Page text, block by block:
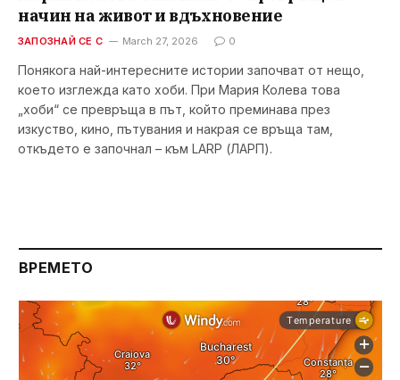
начин на живот и вдъхновение
ЗАПОЗНАЙ СЕ С March 27, 2026 0
Понякога най-интересните истории започват от нещо,
което изглежда като хоби. При Мария Колева това
„хоби“ се превръща в път, който преминава през
изкуство, кино, пътувания и накрая се връща там,
откъдето е започнал – към LARP (ЛАРП).
ВРЕМЕТО